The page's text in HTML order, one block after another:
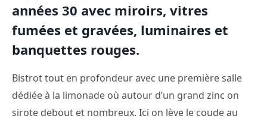
années 30 avec miroirs, vitres
fumées et gravées, luminaires et
banquettes rouges.
Bistrot tout en profondeur avec une première salle
dédiée à la limonade où autour d’un grand zinc on
sirote debout et nombreux. Ici on lève le coude au